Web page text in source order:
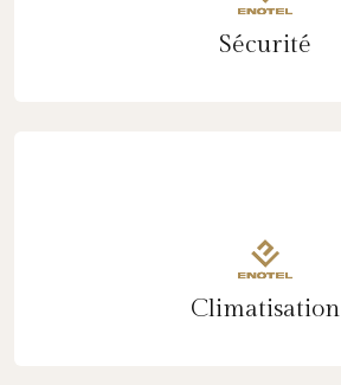
Sécurité
Climatisation